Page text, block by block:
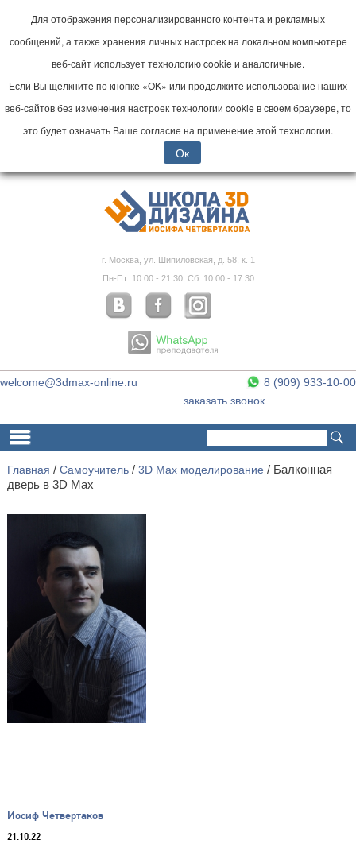
Для отображения персонализированного контента и рекламных
сообщений, а также хранения личных настроек на локальном компьютере
веб-сайт использует технологию cookie и аналогичные.
Если Вы щелкните по кнопке «OK» или продолжите использование наших
веб-сайтов без изменения настроек технологии cookie в своем браузере, то
это будет означать Ваше согласие на применение этой технологии.
Ок
г. Москва, ул. Шипиловская, д. 58, к. 1
Пн-Пт: 10:00 - 21:30, Сб: 10:00 - 17:30
welcome@3dmax-online.ru
8 (909) 933-10-00
заказать звонок
Главная / Самоучитель/ 3D Max моделирование / Балконная
дверь в 3D Max
Иосиф Четвертаков
21.10.22